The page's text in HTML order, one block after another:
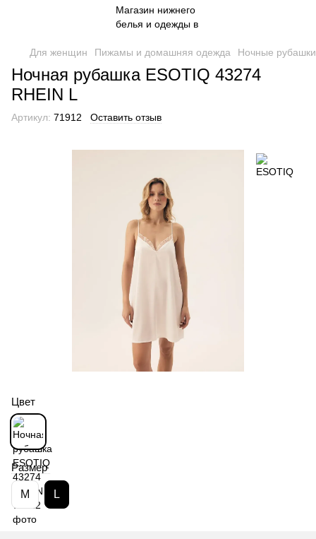
Для женщин Пижамы и домашняя одежда Ночные рубашки
Ночная рубашка ESOTIQ 43274
RHEIN L
Артикул: 71912 Оставить отзыв
Цвет
Размер
M L